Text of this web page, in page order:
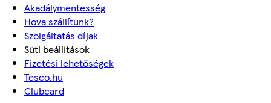
Akadálymentesség
Hova szállítunk?
Szolgáltatás díjak
Süti beállítások
Fizetési lehetőségek
Tesco.hu
Clubcard